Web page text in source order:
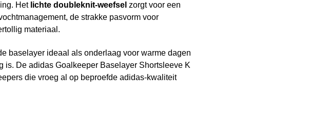
Het lichte doubleknit-weefsel zorgt voor een
de strakke pasvorm voor
materiaal.
baselayer ideaal als onderlaag voor warme dagen
is. De adidas Goalkeeper Baselayer Shortsleeve K
die vroeg al op beproefde adidas-kwaliteit